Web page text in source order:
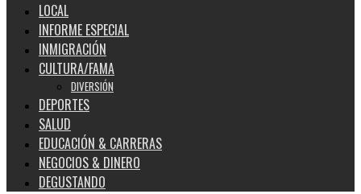
LOCAL
INFORME ESPECIAL
INMIGRACIÓN
CULTURA/FAMA
DIVERSIÓN
DEPORTES
SALUD
EDUCACIÓN & CARRERAS
NEGOCIOS & DINERO
DEGUSTANDO